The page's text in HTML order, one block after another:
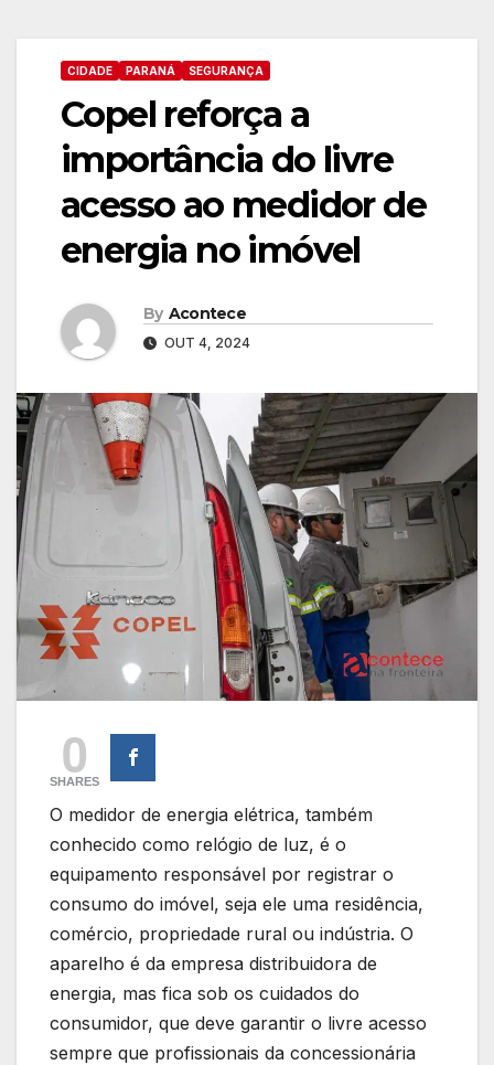
CIDADE PARANÁ SEGURANÇA
Copel reforça a
importância do livre
acesso ao medidor de
energia no imóvel
By Acontece
OUT 4, 2024
0
SHARES
O medidor de energia elétrica, também
conhecido como relógio de luz, é o
equipamento responsável por registrar o
consumo do imóvel, seja ele uma residência,
comércio, propriedade rural ou indústria. O
aparelho é da empresa distribuidora de
energia, mas fica sob os cuidados do
consumidor, que deve garantir o livre acesso
sempre que profissionais da concessionária